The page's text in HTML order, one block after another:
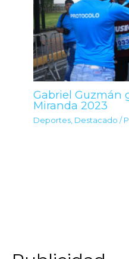
Gabriel Guzmán
Miranda 2023
Deportes Destacado /